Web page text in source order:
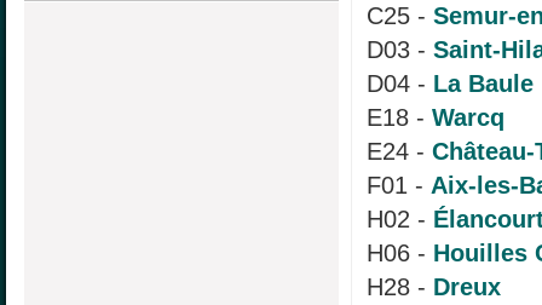
C25 - Semur-
D03 - Saint-
D04 - La Baule
E18 - Warcq
E24 -
F01 - Aix-les-
H02 -
H06 - Houilles
H28 - Dreux